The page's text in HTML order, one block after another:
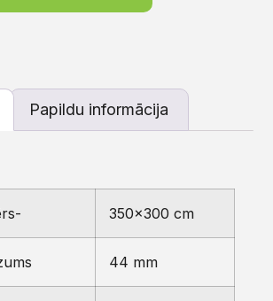
Papildu informācija
350×300 cm
44 mm